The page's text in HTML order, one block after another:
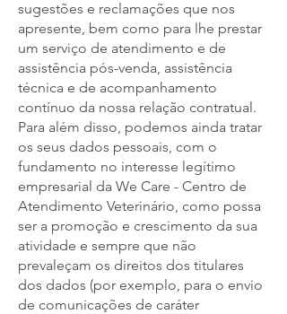
sugestões e reclamações que nos
apresente, bem como para lhe prestar
um serviço de atendimento e de
assistência pós-venda, assistência
técnica e de acompanhamento
contínuo da nossa relação contratual.
Para além disso, podemos ainda tratar
os seus dados pessoais, com o
fundamento no interesse legítimo
empresarial da We Care - Centro de
Atendimento Veterinário, como possa
ser a promoção e crescimento da sua
atividade e sempre que não
prevaleçam os direitos dos titulares
dos dados (por exemplo, para o envio
de comunicações de caráter